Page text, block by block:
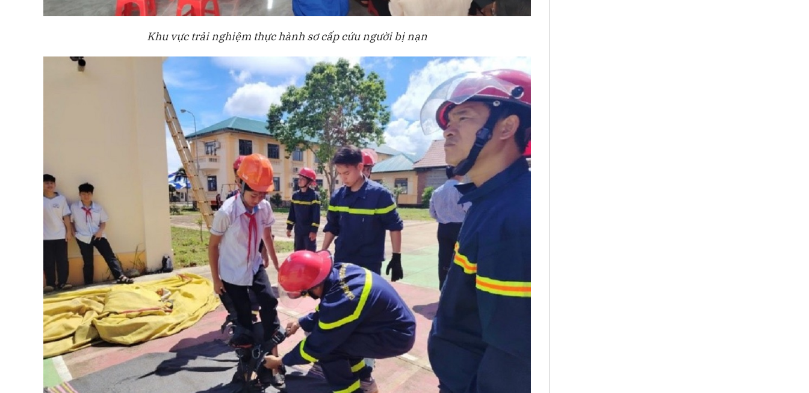
Khu vực trải nghiệm thực hành sơ cấp cứu người bị nạn